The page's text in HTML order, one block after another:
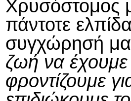
Χρυσόστομος
πάντοτε
συγχώρησή
ζωή να έχουμε
φροντίζουμε